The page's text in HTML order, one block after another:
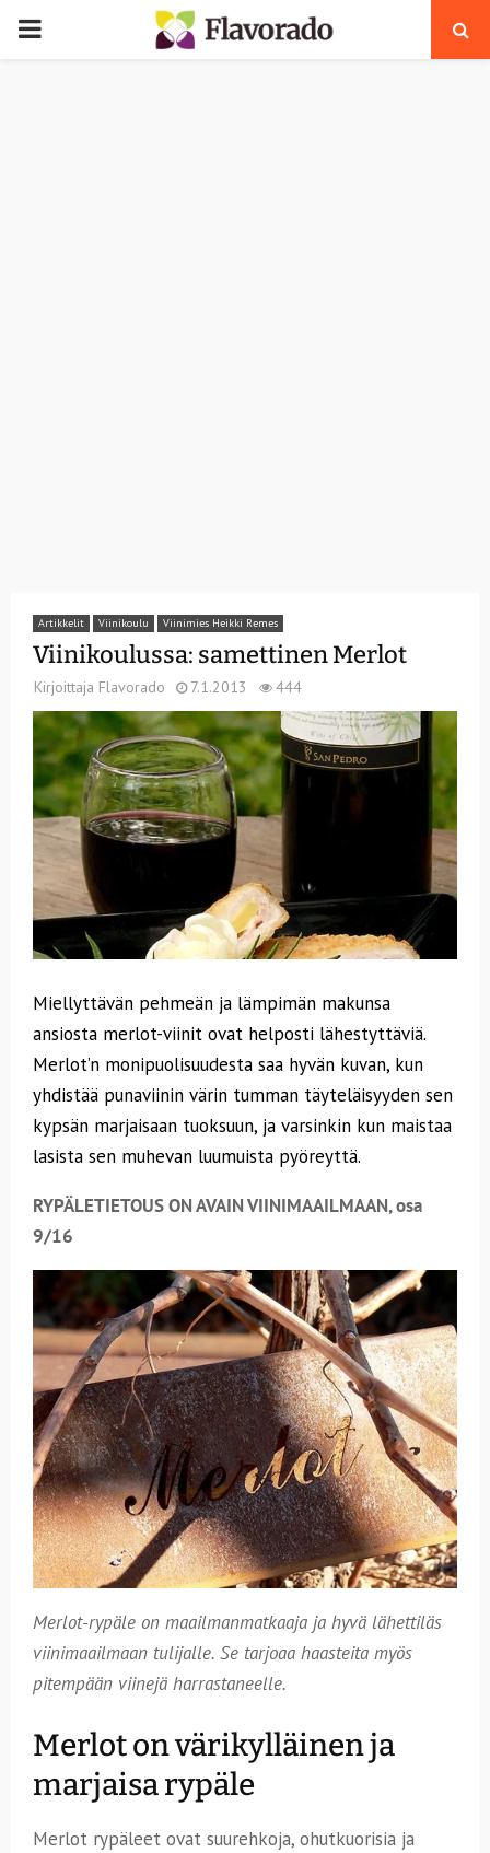
PRIMARY
Artikkelit Viinikoulu Viinimies Heikki Remes
Viinikoulussa: samettinen Merlot
Kirjoittaja Flavorado 7.1.2013 444
Miellyttävän pehmeän ja lämpimän makunsa
ansiosta merlot-viinit ovat helposti lähestyttäviä.
Merlot’n monipuolisuudesta saa hyvän kuvan, kun
yhdistää punaviinin värin tumman täyteläisyyden sen
kypsän marjaisaan tuoksuun, ja varsinkin kun maistaa
lasista sen muhevan luumuista pyöreyttä.
RYPÄLETIETOUS ON AVAIN VIINIMAAILMAAN, osa
9/16
Merlot-rypäle on maailmanmatkaaja ja hyvä lähettiläs
viinimaailmaan tulijalle. Se tarjoaa haasteita myös
pitempään viinejä harrastaneelle.
Merlot on värikylläinen ja
marjaisa rypäle
Merlot rypäleet ovat suurehkoja, ohutkuorisia ja